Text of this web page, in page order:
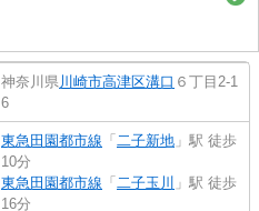
神奈川県川崎市高津区溝口 ６丁目2-1
6
東急田園都市線 「 二子新地 」駅 徒歩
10分
東急田園都市線 「 二子玉川 」駅 徒歩
16分